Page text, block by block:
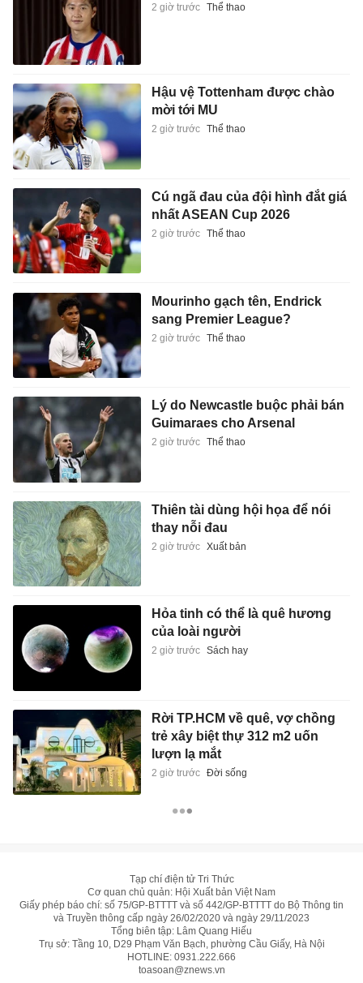
2 giờ trước Thể thao
Hậu vệ Tottenham được chào
mời tới MU
2 giờ trước Thể thao
Cú ngã đau của đội hình đắt giá
nhất ASEAN Cup 2026
2 giờ trước Thể thao
Mourinho gạch tên, Endrick
sang Premier League?
2 giờ trước Thể thao
Lý do Newcastle buộc phải bán
Guimaraes cho Arsenal
2 giờ trước Thể thao
Thiên tài dùng hội họa để nói
thay nỗi đau
2 giờ trước Xuất bản
Hỏa tinh có thể là quê hương
của loài người
2 giờ trước Sách hay
Rời TP.HCM về quê, vợ chồng
trẻ xây biệt thự 312 m2 uốn
lượn lạ mắt
2 giờ trước Đời sống
Tạp chí điện tử Tri Thức
Cơ quan chủ quản: Hội Xuất bản Việt Nam
Giấy phép báo chí: số 75/GP-BTTTT và số 442/GP-BTTTT do Bộ Thông tin
và Truyền thông cấp ngày 26/02/2020 và ngày 29/11/2023
Tổng biên tập: Lâm Quang Hiếu
Trụ sở: Tầng 10, D29 Phạm Văn Bạch, phường Cầu Giấy, Hà Nội
HOTLINE: 0931.222.666
toasoan@znews.vn